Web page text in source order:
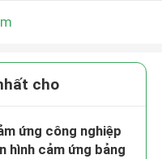
cho
ứng công nghiệp
hình cảm ứng bảng